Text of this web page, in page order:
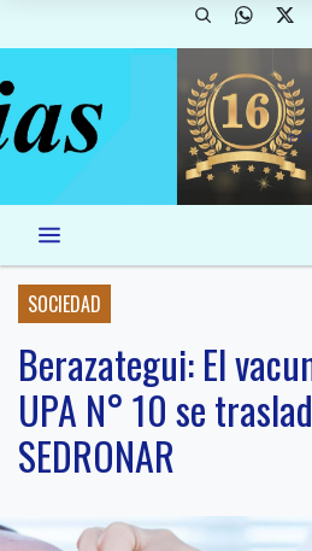
El
SOCIEDAD
Berazategui: El
UPA N° 10 se
SEDRONAR